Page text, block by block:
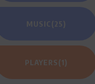
MUSIC (25)
PLAYERS(1)